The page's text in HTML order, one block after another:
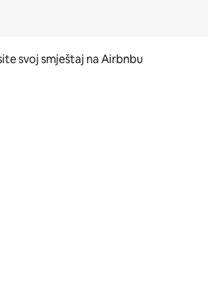
svoj smještaj na Airbnbu